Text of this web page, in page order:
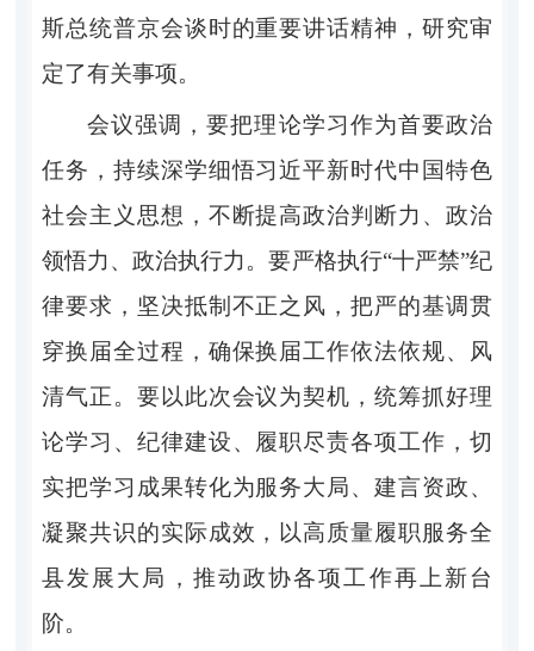
斯总统普京会谈时的重要讲话精神，研究审
定了有关事项。
会议强调，要把理论学习作为首要政治
任务，持续深学细悟习近平新时代中国特色
社会主义思想，不断提高政治判断力、政治
领悟力、政治执行力。要严格执行“十严禁”纪
律要求，坚决抵制不正之风，把严的基调贯
穿换届全过程，确保换届工作依法依规、风
清气正。要以此次会议为契机，统筹抓好理
论学习、纪律建设、履职尽责各项工作，切
实把学习成果转化为服务大局、建言资政、
凝聚共识的实际成效，以高质量履职服务全
县发展大局，推动政协各项工作再上新台
阶。